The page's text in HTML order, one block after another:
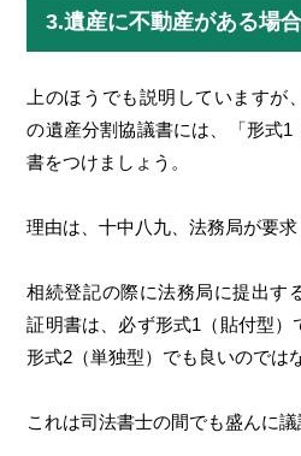
3.遺産に不動産がある場
上のほうでも説明していますが
の遺産分割協議書には、「形式
書をつけましょう。
理由は、十中八九、法務局が要求
相続登記の際に法務局に提出す
証明書は、必ず形式1（貼付型）
形式2（単独型）でも良いのでは
これは司法書士の間でも盛んに議